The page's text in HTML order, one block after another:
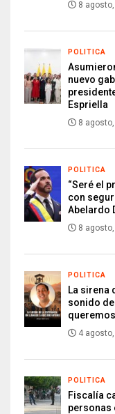
8
POLITICA
nuevo
Espriella
8
POLITICA
“Seré el
con
Abelardo
8
POLITICA
La sirena
sonido
4
POLITICA
Fiscalía
personas